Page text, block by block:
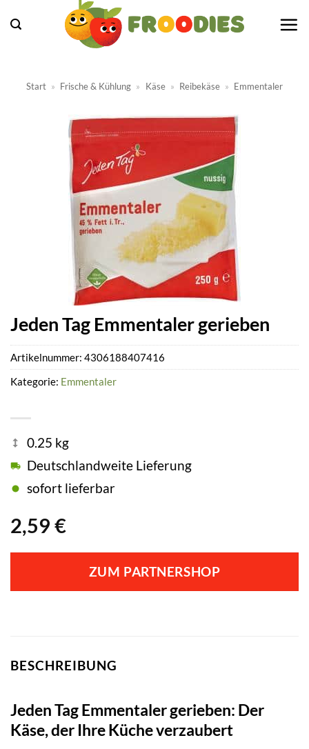
Inhalt
Start » Frische & Kühlung » Käse » Reibekäse » Emmentaler
Jeden Tag Emmentaler gerieben
2,59 €
0.25 kg
Deutschlandweite Lieferung
sofort lieferbar
ZUM PARTNERSHOP
Artikelnummer: 4306188407416
Kategorie: Emmentaler
BESCHREIBUNG
Jeden Tag Emmentaler gerieben: Der
Käse, der Ihre Küche verzaubert